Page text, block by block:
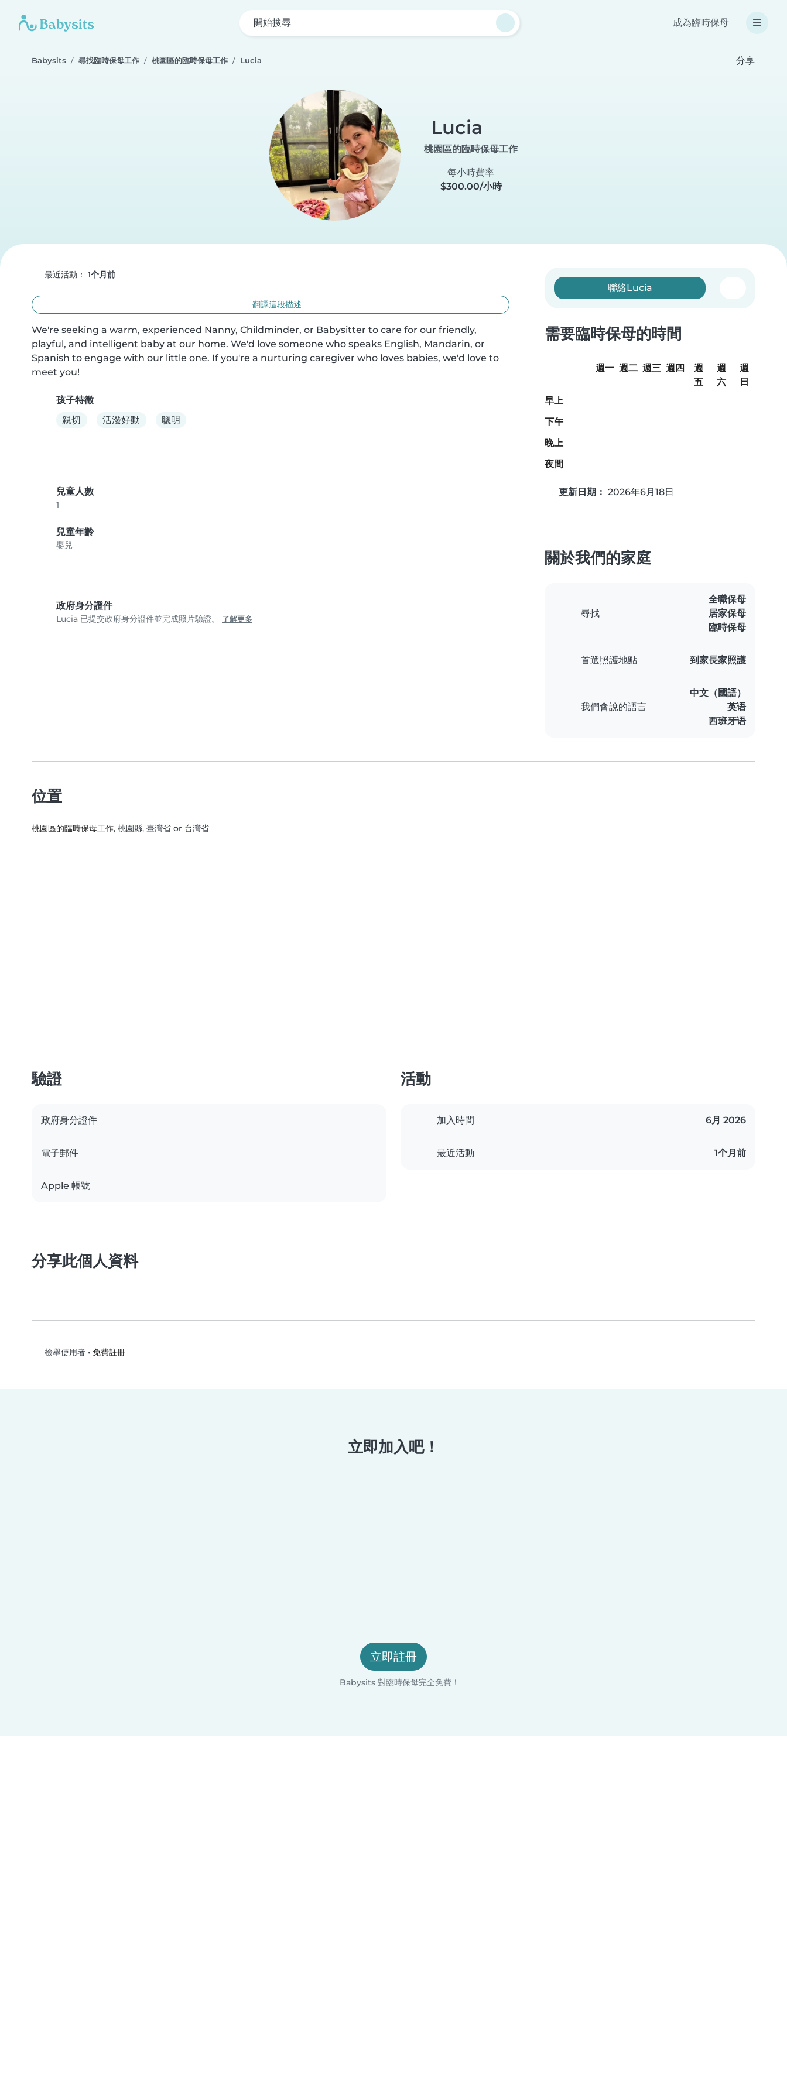
開始搜尋 成為臨時保母
Babysits 尋找臨時保母工作 桃園區的臨時保母工作 Lucia 分享
Lucia
桃園區的臨時保母工作
每小時費率
$300.00/小時
最近活動： 1个月前
翻譯這段描述
We're seeking a warm, experienced Nanny, Childminder, or Babysitter to care for our friendly,
playful, and intelligent baby at our home. We'd love someone who speaks English, Mandarin, or
Spanish to engage with our little one. If you're a nurturing caregiver who loves babies, we'd love to
meet you!
孩子特徵
親切
活潑好動 聰明
兒童人數
1
兒童年齡
嬰兒
政府身分證件
Lucia 已提交政府身分證件並完成照片驗證。 了解更多
聯絡Lucia
需要臨時保母的時間
週一 週二 週三 週四
週
五
週
六
週
日
早上
下午
晚上
夜間
更新日期： 2026年6月18日
關於我們的家庭
尋找
全職保母
居家保母
臨時保母
首選照護地點 到家長家照護
我們會說的語言
中文（國語）
英语
西班牙语
位置
桃園區的臨時保母工作, 桃園縣, 臺灣省 or 台灣省
驗證
政府身分證件
電子郵件
Apple 帳號
活動
加入時間 6月 2026
最近活動 1个月前
分享此個人資料
檢舉使用者• 免費註冊
立即加入吧！
立即註冊
Babysits 對臨時保母完全免費！